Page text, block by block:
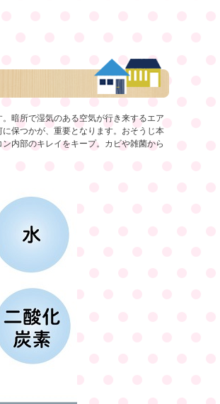
暗所で湿気のある空気が行き来するエア
保つかが、重要となります。おそうじ本
内部のキレイをキープ。カビや雑菌から